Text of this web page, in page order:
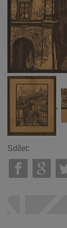
Sdílet: